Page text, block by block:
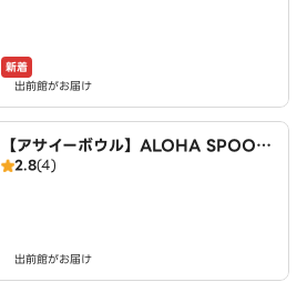
新着
出前館がお届け
【アサイーボウル】ALOHA SPOON
～Acai bowl cafe～ 近鉄小倉駅西
2.8(4)
出前館がお届け